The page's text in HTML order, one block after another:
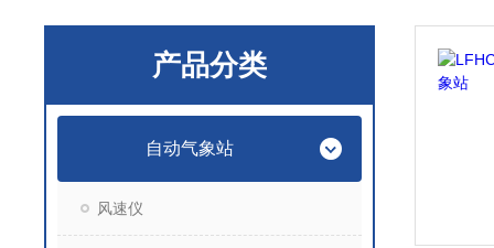
产品分类
自动气象站
风速仪